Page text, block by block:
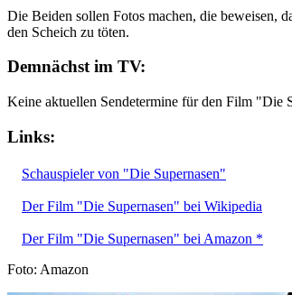
Die Beiden sollen Fotos machen, die beweisen,
den Scheich zu töten.
Demnächst im TV:
Keine aktuellen Sendetermine für den Film "Die
Links:
Schauspieler von "Die Supernasen"
Der Film "Die Supernasen" bei Wikipedia
Der Film "Die Supernasen" bei Amazon *
Foto: Amazon